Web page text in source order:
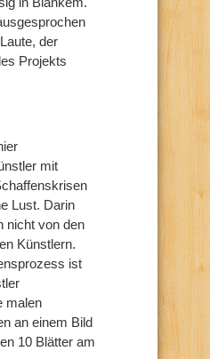
der
Projekts
mit
Lust. Darin
nicht von den
Künstlern.
ist
malen
an einem Bild
10 Blätter am